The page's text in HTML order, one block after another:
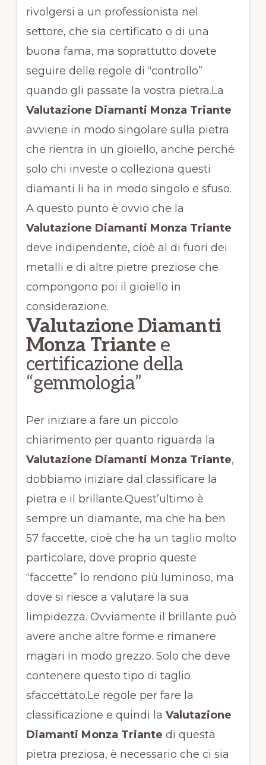
rivolgersi a un professionista nel
settore, che sia certificato o di una
buona fama, ma soprattutto dovete
seguire delle regole di “controllo”
quando gli passate la vostra pietra.La
Valutazione Diamanti Monza Triante
avviene in modo singolare sulla pietra
che rientra in un gioiello, anche perché
solo chi investe o colleziona questi
diamanti li ha in modo singolo e sfuso.
A questo punto è ovvio che la
Valutazione Diamanti Monza Triante
deve indipendente, cioè al di fuori dei
metalli e di altre pietre preziose che
compongono poi il gioiello in
considerazione.
Valutazione Diamanti
Monza Triantee
certificazione della
“gemmologia”
Per iniziare a fare un piccolo
chiarimento per quanto riguarda la
Valutazione Diamanti Monza Triante,
dobbiamo iniziare dal classificare la
pietra e il brillante.Quest’ultimo è
sempre un diamante, ma che ha ben
57 faccette, cioè che ha un taglio molto
particolare, dove proprio queste
“faccette” lo rendono più luminoso, ma
dove si riesce a valutare la sua
limpidezza. Ovviamente il brillante può
avere anche altre forme e rimanere
magari in modo grezzo. Solo che deve
contenere questo tipo di taglio
sfaccettato.Le regole per fare la
classificazione e quindi la Valutazione
Diamanti Monza Triante di questa
pietra preziosa, è necessario che ci sia